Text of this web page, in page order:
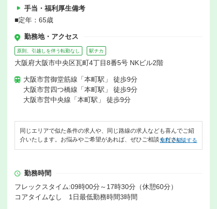
手当・福利厚生備考
■定年：65歳
勤務地・アクセス
原則、引越しを伴う転勤なし 駅チカ
大阪府大阪市中央区瓦町4丁目8番5号 NKビル2階
大阪市営御堂筋線「本町駅」 徒歩9分
大阪市営四つ橋線「本町駅」 徒歩9分
大阪市営中央線「本町駅」 徒歩9分
同じエリアで似た条件の求人や、同じ路線の求人なども喜んでご紹
介いたします。お悩みやご希望があれば、ぜひご相談ください。
無料で相談する
勤務時間
フレックスタイム:09時00分～17時30分（休憩60分）
コアタイムなし 1日最低勤務時間3時間